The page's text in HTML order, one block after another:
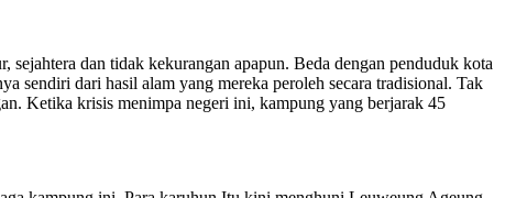
dan tidak kekurangan apapun. Beda dengan penduduk kota
sendiri dari hasil alam yang mereka peroleh secara tradisional. Tak
Ketika krisis menimpa negeri ini, kampung yang berjarak 45